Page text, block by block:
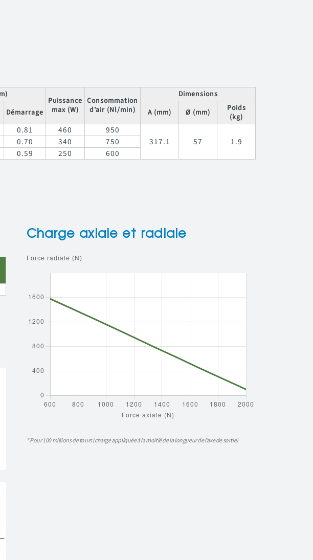
Puissance
max (W)
Consommation
d’air (Nl/min)
Dimensions
Démarrage A (mm) Ø (mm)
Poids
(kg)
0.81 460
950
317.1
57 1.9
0.70 340
750
0.59 250 600
Charge axiale et radiale
* Pour 100 millions de tours (charge appliquée à la moitié de la longueur de l’axe de sortie)